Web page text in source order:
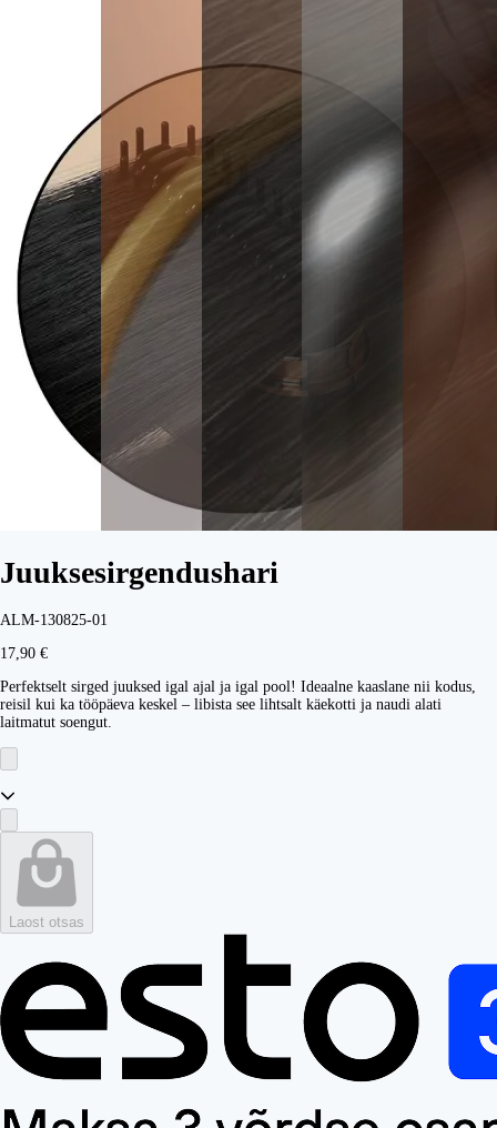
Juuksesirgendushari
ALM-130825-01
17,90 €
Perfektselt sirged juuksed igal ajal ja igal pool! Ideaalne kaaslane nii kodus,
reisil kui ka tööpäeva keskel – libista see lihtsalt käekotti ja naudi alati
laitmatut soengut.
Laost otsas